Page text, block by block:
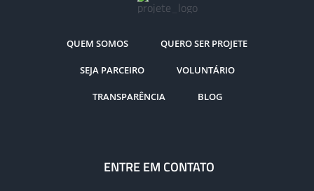
QUEM SOMOS QUERO SER PROJETE
SEJA PARCEIRO VOLUNTÁRIO
TRANSPARÊNCIA BLOG
ENTRE EM CONTATO